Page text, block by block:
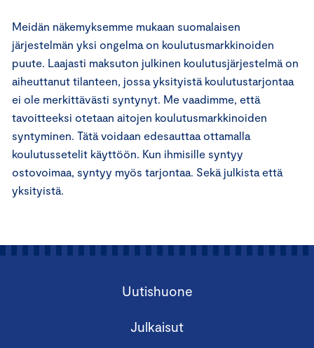
Meidän näkemyksemme mukaan suomalaisen
järjestelmän yksi ongelma on koulutusmarkkinoiden
puute. Laajasti maksuton julkinen koulutusjärjestelmä on
aiheuttanut tilanteen, jossa yksityistä koulutustarjontaa
ei ole merkittävästi syntynyt. Me vaadimme, että
tavoitteeksi otetaan aitojen koulutusmarkkinoiden
syntyminen. Tätä voidaan edesauttaa ottamalla
koulutussetelit käyttöön. Kun ihmisille syntyy
ostovoimaa, syntyy myös tarjontaa. Sekä julkista että
yksityistä.
Uutishuone
Julkaisut